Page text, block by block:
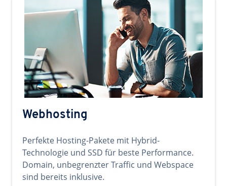
Webhosting
Perfekte Hosting-Pakete mit Hybrid-
Technologie und SSD für beste Performance.
Domain, unbegrenzter Traffic und Webspace
sind bereits inklusive.